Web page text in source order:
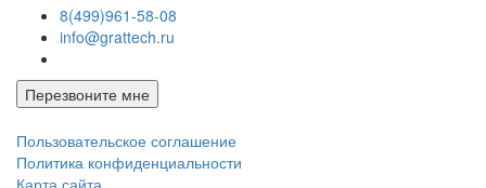
8(499)961-58-08
info@grattech.ru
Перезвоните мне
Пользовательское соглашение
Политика конфиденциальности